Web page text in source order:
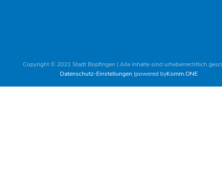
Copyright © 2021 Stadt Bopfingen | Alle Inhalte sind urheberrechtlich
Datenschutz-Einstellungen powered byKomm.ONE